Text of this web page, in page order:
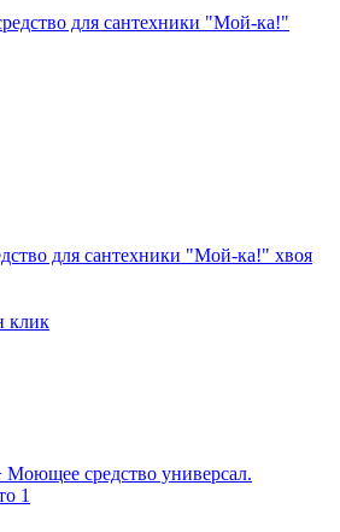
для сантехники "Мой-ка!" хвоя
клик